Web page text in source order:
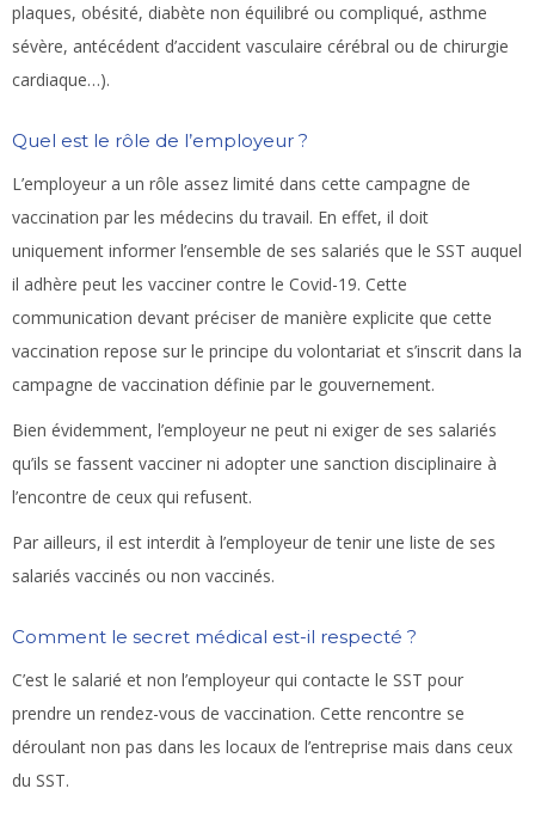
plaques, obésité, diabète non équilibré ou compliqué, asthme
sévère, antécédent d’accident vasculaire cérébral ou de chirurgie
cardiaque…).
Quel est le rôle de l’employeur ?
L’employeur a un rôle assez limité dans cette campagne de
vaccination par les médecins du travail. En effet, il doit
uniquement informer l’ensemble de ses salariés que le SST auquel
il adhère peut les vacciner contre le Covid-19. Cette
communication devant préciser de manière explicite que cette
vaccination repose sur le principe du volontariat et s’inscrit dans la
campagne de vaccination définie par le gouvernement.
Bien évidemment, l’employeur ne peut ni exiger de ses salariés
qu’ils se fassent vacciner ni adopter une sanction disciplinaire à
l’encontre de ceux qui refusent.
Par ailleurs, il est interdit à l’employeur de tenir une liste de ses
salariés vaccinés ou non vaccinés.
Comment le secret médical est-il respecté ?
C’est le salarié et non l’employeur qui contacte le SST pour
prendre un rendez-vous de vaccination. Cette rencontre se
déroulant non pas dans les locaux de l’entreprise mais dans ceux
du SST.